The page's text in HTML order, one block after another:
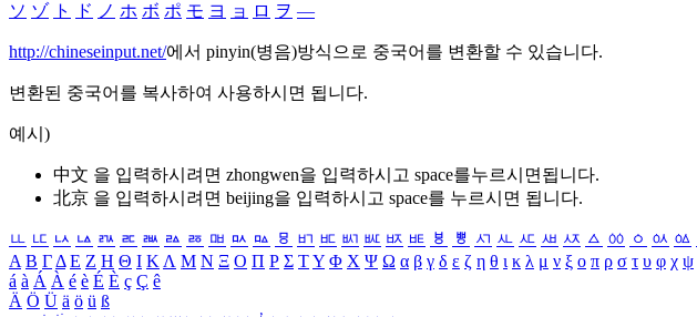
ソ ゾ ト ド ノ ホ ボ ポ モ ヨ ョ ロ ヲ ―
http://chineseinput.net/에서 pinyin(병음)방식으로 중국어를 변환할 수 있습니다.
변환된 중국어를 복사하여 사용하시면 됩니다.
예시)
中文 을 입력하시려면 zhongwen을 입력하시고 space를누르시면됩니다.
北京 을 입력하시려면 beijing을 입력하시고 space를 누르시면 됩니다.
ㅥ ㅦ ㅧ ㅨ ㅩ ㅪ ㅫ ㅬ ㅭ ㅮ ㅯ ㅰ ㅱ ㅲ ㅳ ㅴ ㅵ ㅶ ㅷ ㅸ ㅹ ㅺ ㅻ ㅼ ㅽ ㅾ ㅿ ㆀ ㆁ ㆂ ㆃ
Α Β ΓΔ Ε Ζ Η Θ Ι ΚΛ Μ Ν Ξ Ο Π Ρ Σ ΤΥ Φ Χ Ψ Ω α β γ δ ε ζ η θ ι κ λ μ ν ξ ο π ρ σ τ υ φ χ ψ
á à Á À é è É È ç Ç ê
Ä Ö Ü ä ö ü ß